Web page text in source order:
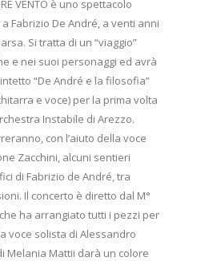
VENTO è uno spettacolo
Fabrizio De André, a venti anni
Si tratta di un “viaggio”
e nei suoi personaggi ed avrà
“De André e la filosofia”
e voce) per la prima volta
Instabile di Arezzo.
con l’aiuto della voce
Zacchini, alcuni sentieri
di Fabrizio de André, tra
Il concerto è diretto dal M°
ha arrangiato tutti i pezzi per
voce solista di Alessandro
Melania Mattii darà un colore